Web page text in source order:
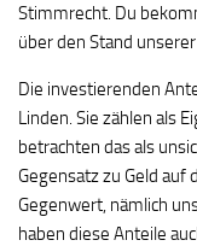
Stimmrecht. Du
über den Stand
Die investierenden
Linden. Sie zählen als
betrachten das als
Gegensatz zu Geld auf
Gegenwert, nämlich
haben diese Anteile